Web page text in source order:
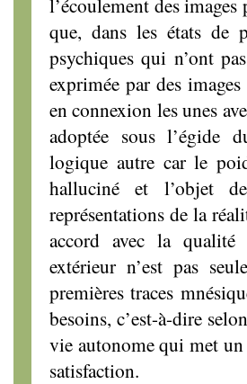
que, dans les états de
psychiques qui n’ont
exprimée par des
en connexion les unes
adoptée sous l’égide
logique autre car le
halluciné et l’objet
représentations de la
accord avec la qualité
extérieur n’est pas
premières traces
besoins, c’est-à-dire
vie autonome qui met un
satisfaction.